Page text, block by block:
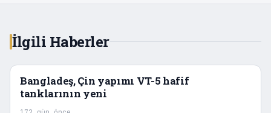
İlgili Haberler
Bangladeş, Çin yapımı VT-5 hafif
tanklarının yeni